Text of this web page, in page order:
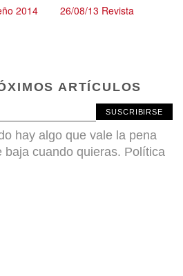
2014
26/08/13 Revista
ARTÍCULOS
SUSCRIBIRSE
hay algo que vale la pena
baja cuando quieras. Política